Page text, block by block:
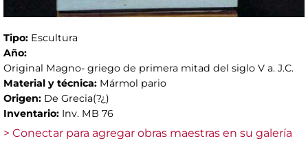
Tipo: Escultura
Año:
Original Magno- griego de primera mitad del siglo V a. J.C.
Material y técnica: Mármol pario
Origen: De Grecia(?¿)
Inventario: Inv. MB 76
> Conectar para agregar obras maestras en su galería